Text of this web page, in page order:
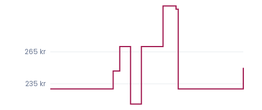
235 kr
265 kr